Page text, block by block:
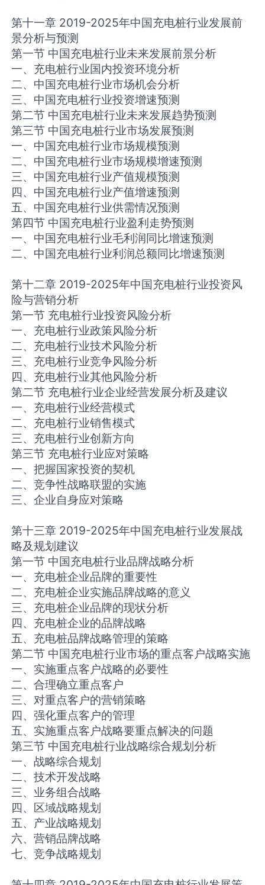
第十一章 2019-2025年中国充电桩行业发展前
景分析与预测
第一节 中国充电桩行业未来发展前景分析
一、充电桩行业国内投资环境分析
二、中国充电桩行业市场机会分析
三、中国充电桩行业投资增速预测
第二节 中国充电桩行业未来发展趋势预测
第三节 中国充电桩行业市场发展预测
一、中国充电桩行业市场规模预测
二、中国充电桩行业市场规模增速预测
三、中国充电桩行业产值规模预测
四、中国充电桩行业产值增速预测
五、中国充电桩行业供需情况预测
第四节 中国充电桩行业盈利走势预测
一、中国充电桩行业毛利润同比增速预测
二、中国充电桩行业利润总额同比增速预测
第十二章 2019-2025年中国充电桩行业投资风
险与营销分析
第一节 充电桩行业投资风险分析
一、充电桩行业政策风险分析
二、充电桩行业技术风险分析
三、充电桩行业竞争风险分析
四、充电桩行业其他风险分析
第二节 充电桩行业企业经营发展分析及建议
一、充电桩行业经营模式
二、充电桩行业销售模式
三、充电桩行业创新方向
第三节 充电桩行业应对策略
一、把握国家投资的契机
二、竞争性战略联盟的实施
三、企业自身应对策略
第十三章 2019-2025年中国充电桩行业发展战
略及规划建议
第一节 中国充电桩行业品牌战略分析
一、充电桩企业品牌的重要性
二、充电桩企业实施品牌战略的意义
三、充电桩企业品牌的现状分析
四、充电桩企业的品牌战略
五、充电桩品牌战略管理的策略
第二节 中国充电桩行业市场的重点客户战略实施
一、实施重点客户战略的必要性
二、合理确立重点客户
三、对重点客户的营销策略
四、强化重点客户的管理
五、实施重点客户战略要重点解决的问题
第三节 中国充电桩行业战略综合规划分析
一、战略综合规划
二、技术开发战略
三、业务组合战略
四、区域战略规划
五、产业战略规划
六、营销品牌战略
七、竞争战略规划